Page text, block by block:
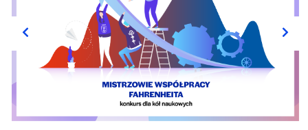
Previous Next